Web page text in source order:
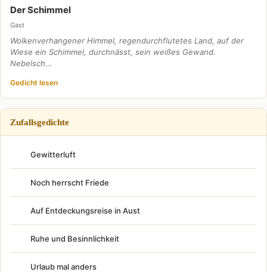
Der Schimmel
Gast
Wolkenverhangener Himmel, regendurchflutetes Land, auf der
Wiese ein Schimmel, durchnässt, sein weißes Gewand.
Nebelsch…
Gedicht lesen
Zufallsgedichte
Gewitterluft
Noch herrscht Friede
Auf Entdeckungsreise in Aust
Ruhe und Besinnlichkeit
Urlaub mal anders